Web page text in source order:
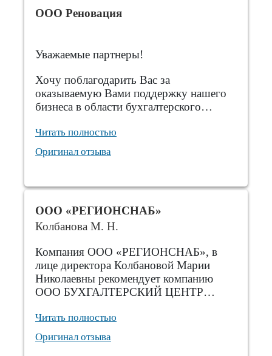
ООО Реновация
Уважаемые партнеры!
Хочу поблагодарить Вас за
оказываемую Вами поддержку нашего
бизнеса в области бухгалтерского…
Читать полностью
Оригинал отзыва
ООО «РЕГИОНСНАБ»
Колбанова М. Н.
Компания ООО «РЕГИОНСНАБ», в
лице директора Колбановой Марии
Николаевны рекомендует компанию
ООО БУХГАЛТЕРСКИЙ ЦЕНТР…
Читать полностью
Оригинал отзыва